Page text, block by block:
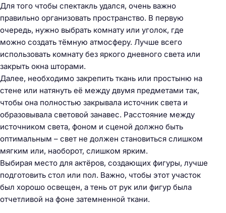
Для того чтобы спектакль удался, очень важно
правильно организовать пространство. В первую
очередь, нужно выбрать комнату или уголок, где
можно создать тёмную атмосферу. Лучше всего
использовать комнату без яркого дневного света или
закрыть окна шторами.
Далее, необходимо закрепить ткань или простыню на
стене или натянуть её между двумя предметами так,
чтобы она полностью закрывала источник света и
образовывала световой занавес. Расстояние между
источником света, фоном и сценой должно быть
оптимальным – свет не должен становиться слишком
мягким или, наоборот, слишком ярким.
Выбирая место для актёров, создающих фигуры, лучше
подготовить стол или пол. Важно, чтобы этот участок
был хорошо освещен, а тень от рук или фигур была
отчетливой на фоне затемненной ткани.